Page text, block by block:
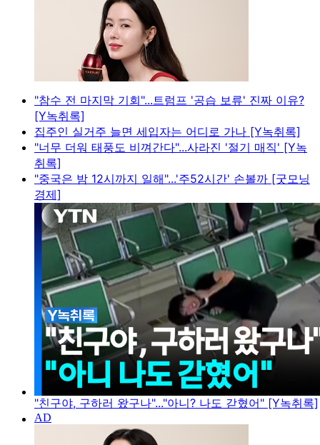
"참수 전 마지막 기회"...트럼프 '공습 보류' 진짜 이유?
[Y녹취록]
집주인 실거주 늘면 세입자는 어디로 가나 [Y녹취록]
"너무 더워 태풍도 비껴간다"...사라진 '절기 매직' [Y녹
취록]
"중국은 밤 12시까지 일해"...'주52시간' 손볼까 [굿모닝
경제]
"친구야, 구하러 왔구나"..."아니? 나도 갇혔어" [Y녹취록]